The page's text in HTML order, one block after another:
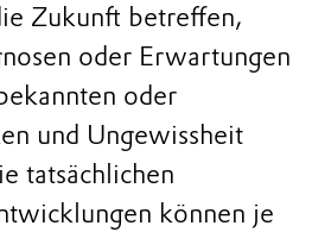
Zukunft betreffen,
oder Erwartungen
oder
und Ungewissheit
tatsächlichen
können je